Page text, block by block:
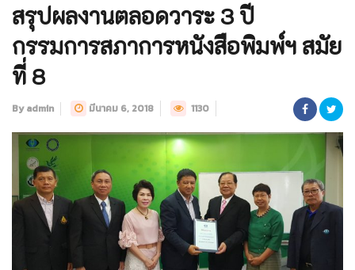
สรุปผลงานตลอดวาระ 3 ปี
กรรมการสภาการหนังสือพิมพ์ฯ สมัย
ที่ 8
By admin มีนาคม 6, 2018 1130